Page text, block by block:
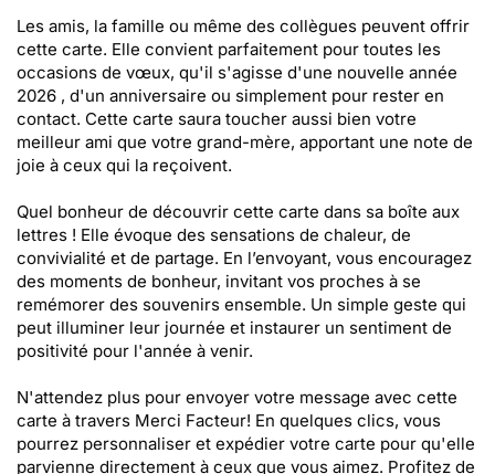
Les amis, la famille ou même des collègues peuvent offrir
cette carte. Elle convient parfaitement pour toutes les
occasions de vœux, qu'il s'agisse d'une nouvelle année
2026 , d'un anniversaire ou simplement pour rester en
contact. Cette carte saura toucher aussi bien votre
meilleur ami que votre grand-mère, apportant une note de
joie à ceux qui la reçoivent.
Quel bonheur de découvrir cette carte dans sa boîte aux
lettres ! Elle évoque des sensations de chaleur, de
convivialité et de partage. En l’envoyant, vous encouragez
des moments de bonheur, invitant vos proches à se
remémorer des souvenirs ensemble. Un simple geste qui
peut illuminer leur journée et instaurer un sentiment de
positivité pour l'année à venir.
N'attendez plus pour envoyer votre message avec cette
carte à travers Merci Facteur! En quelques clics, vous
pourrez personnaliser et expédier votre carte pour qu'elle
parvienne directement à ceux que vous aimez. Profitez de